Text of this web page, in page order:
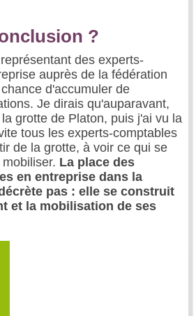
?
des experts-
auprès de la fédération
d'accumuler de
Je dirais qu'auparavant,
grotte de Platon, puis j'ai vu la
tous les experts-comptables
de la grotte, à voir ce qui se
La place des
en entreprise dans la
pas : elle se construit
et la mobilisation de ses